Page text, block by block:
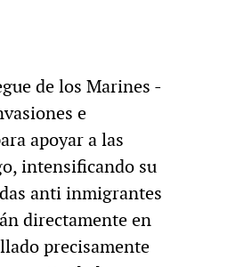
de los Marines -
e
apoyar a las
intensificando su
anti inmigrantes
directamente en
precisamente